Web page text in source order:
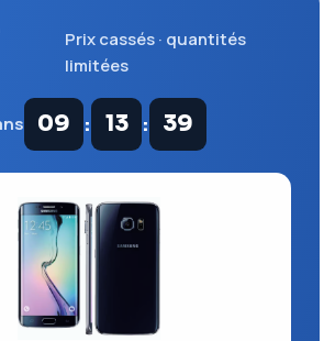
Prix cassés · quantités
limitées
09 : 13 : 39